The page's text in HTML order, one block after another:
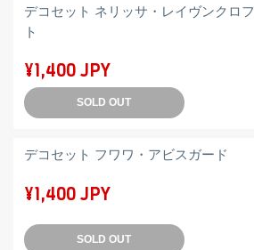
デコセット ネリッサ・レイヴンクロフ
ト
¥1,400 JPY
SOLD OUT
デコセット フワワ・アビスガード
¥1,400 JPY
SOLD OUT